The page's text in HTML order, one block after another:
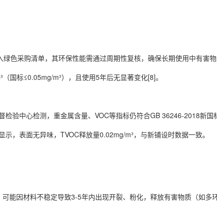
绿色采购清单，其环保性能需通过周期性复核，确保长期使用中有害物
国标≤0.05mg/m³），且使用5年后无显著变化[8]。
验中心检测，重金属含量、VOC等指标仍符合GB 36246-2018新国
，表面无异味，TVOC释放量0.02mg/m³，与新铺设时数据一致。
能因材料不稳定导致3-5年内出现开裂、粉化，释放有害物质（如多